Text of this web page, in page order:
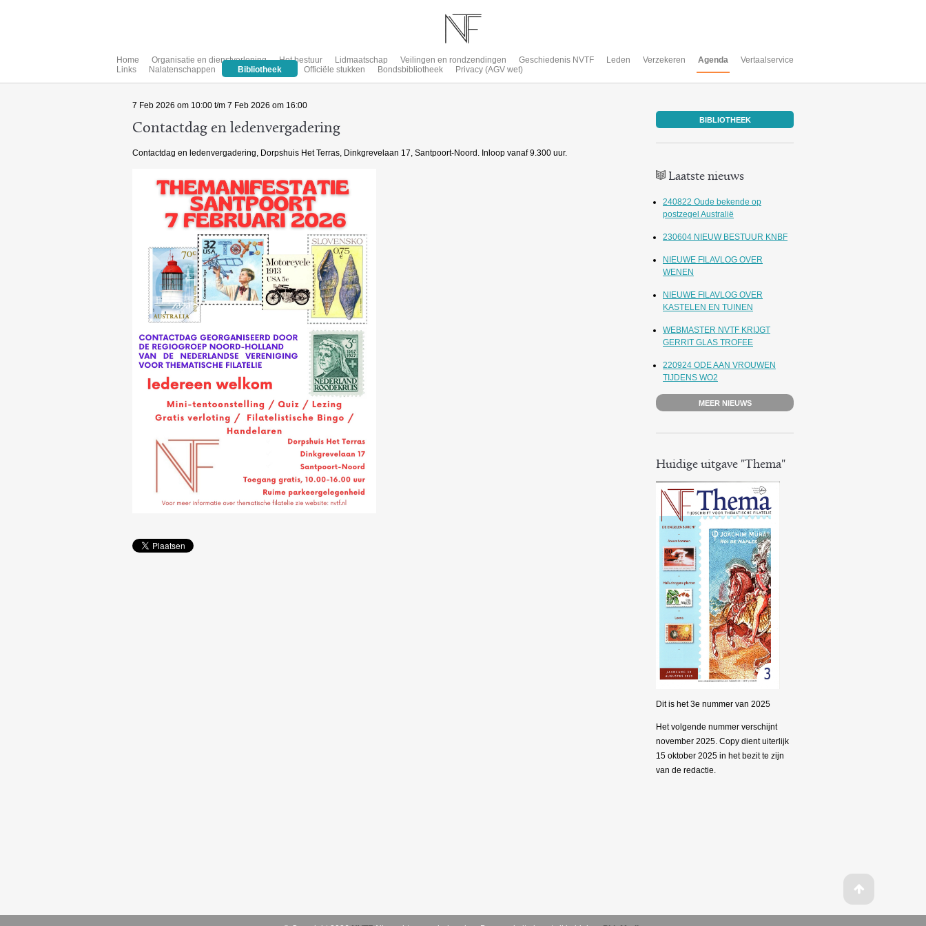
Home Organisatie en dienstverlening Het bestuur Lidmaatschap Veilingen en rondzendingen Geschiedenis NVTF Leden Verzekeren Agenda
Vertaalservice
Links
Nalatenschappen Bibliotheek Officiële stukken Bondsbibliotheek Privacy (AGV wet)
7 Feb 2026 om 10:00 t/m 7 Feb 2026 om 16:00
Contactdag en ledenvergadering
Contactdag en ledenvergadering, Dorpshuis Het Terras, Dinkgrevelaan 17, Santpoort-Noord. Inloop vanaf 9.300 uur.
BIBLIOTHEEK
Laatste nieuws
240822 Oude bekende op
postzegel Australië
230604 NIEUW BESTUUR KNBF
NIEUWE FILAVLOG OVER
WENEN
NIEUWE FILAVLOG OVER
KASTELEN EN TUINEN
WEBMASTER NVTF KRIJGT
GERRIT GLAS TROFEE
220924 ODE AAN VROUWEN
TIJDENS WO2
MEER NIEUWS
Huidige uitgave "Thema"
Dit is het 3e nummer van 2025
Het volgende nummer verschijnt
november 2025. Copy dient uiterlijk
15 oktober 2025 in het bezit te zijn
van de redactie.